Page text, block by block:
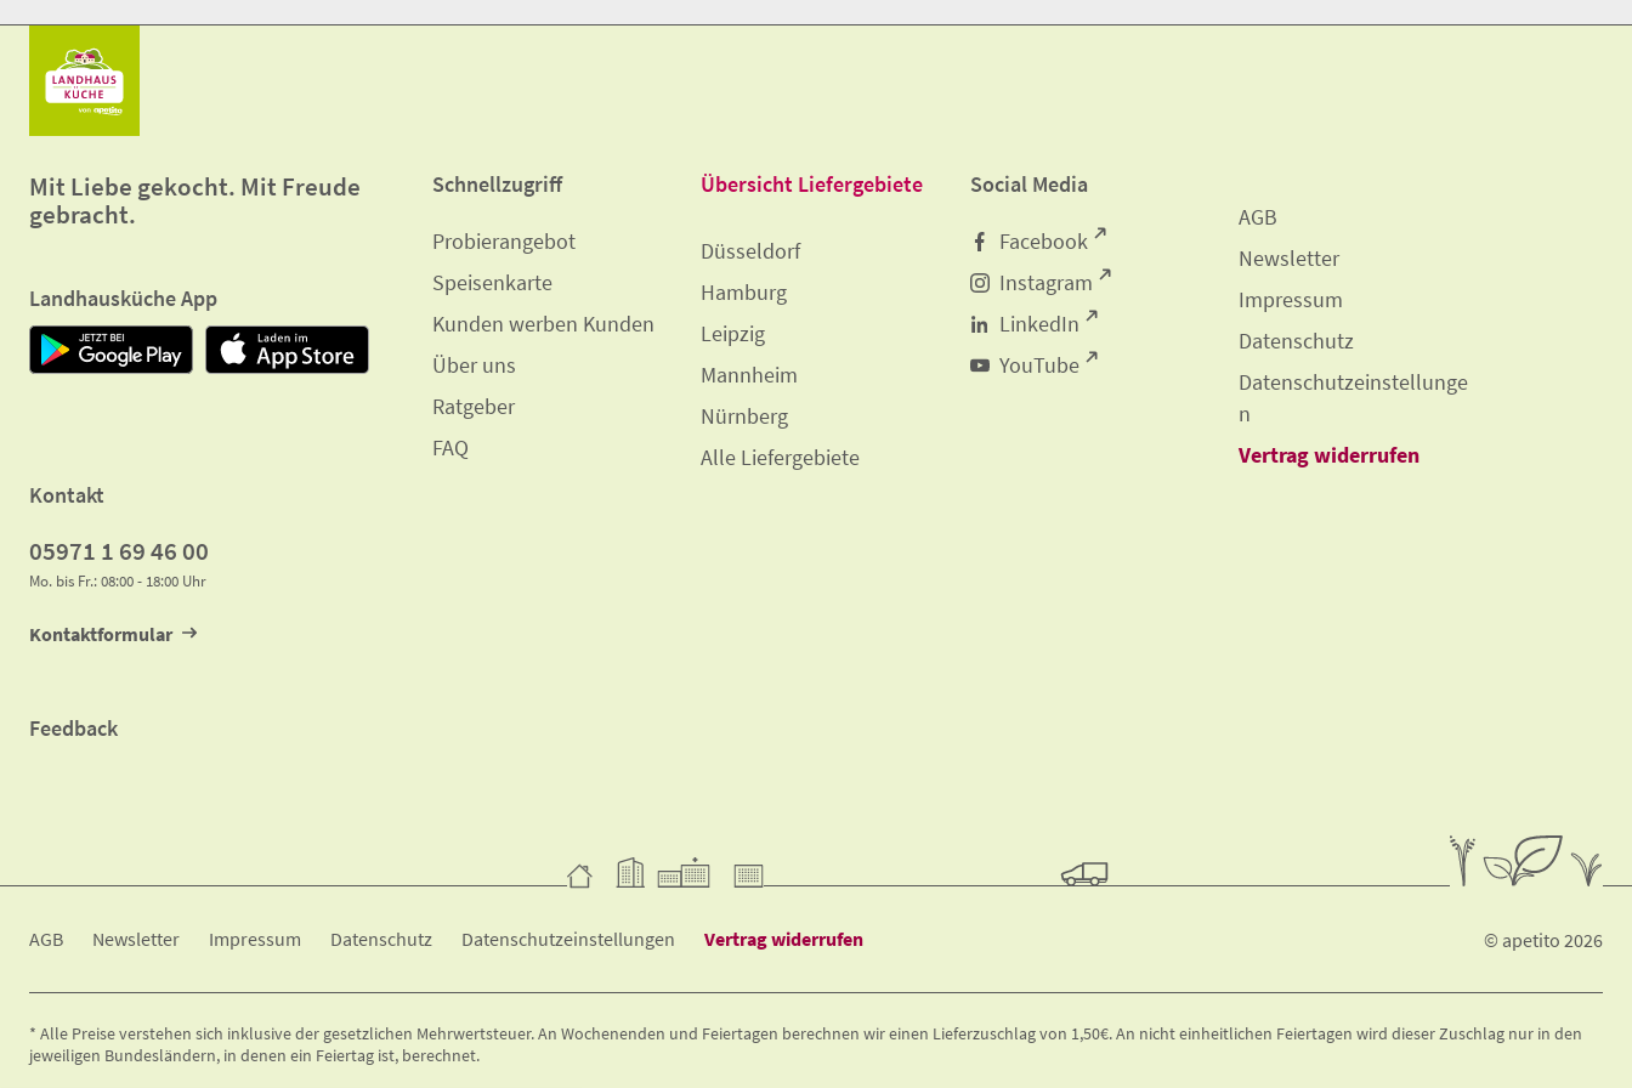
Mit Liebe gekocht. Mit Freude
gebracht.
Landhausküche App
Schnellzugriff
Probierangebot
Speisenkarte
Kunden werben Kunden
Über uns
Ratgeber
F​A​Q
Übersicht Liefergebiete
Düsseldorf
Hamburg
Leipzig
Mannheim
Nürnberg
Alle Liefergebiete
Social Media
Facebook
Instagram
LinkedIn
YouTube
A​G​B
Newsletter
Impressum
Datenschutz
Datenschutzeinstellunge
n
Vertrag widerrufen
Kontakt
05971 1 69 46 00
Mo. bis Fr.: 08:00 - 18:00 Uhr
Kontaktformular
Feedback
A​G​B Newsletter Impressum Datenschutz Datenschutzeinstellungen Vertrag widerrufen © apetito 2026
* Alle Preise verstehen sich inklusive der gesetzlichen Mehrwertsteuer. An Wochenenden und Feiertagen berechnen wir einen Lieferzuschlag von 1,50€. An nicht einheitlichen Feiertagen wird dieser Zuschlag nur in den
jeweiligen Bundesländern, in denen ein Feiertag ist, berechnet.